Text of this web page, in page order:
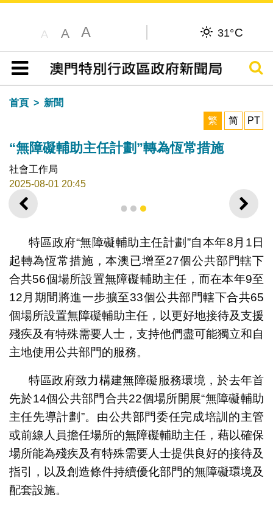
A A A 31°C
目錄
搜尋
首頁
新聞
繁
简 PT
“無障礙輔助主任計劃”轉為恆常措施
社會工作局
2025-08-01 20:45
上一則 下一
1 2 3
特區政府“無障礙輔助主任計劃”自本年8月1日
起轉為恆常措施，本澳已增至27個公共部門轄下
合共56個場所設置無障礙輔助主任，而在本年9至
12月期間將進一步擴至33個公共部門轄下合共65
個場所設置無障礙輔助主任，以更好地接待及支援
殘疾及有特殊需要人士，支持他們盡可能獨立和自
主地使用公共部門的服務。
特區政府致力構建無障礙服務環境，於去年首
先於14個公共部門合共22個場所開展“無障礙輔助
主任先導計劃”。由公共部門委任完成培訓的主管
或前線人員擔任場所的無障礙輔助主任，藉以確保
場所能為殘疾及有特殊需要人士提供良好的接待及
指引，以及創造條件持續優化部門的無障礙環境及
配套設施。